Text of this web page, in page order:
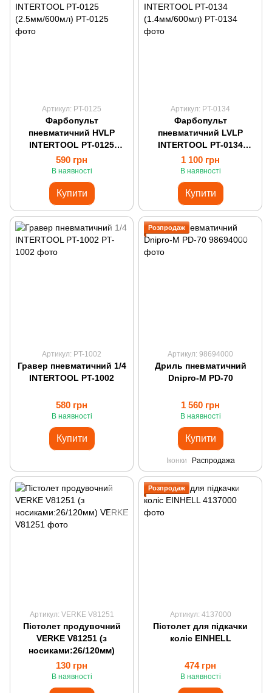
Артикул: PT-0125
Фарбопульт
пневматичний HVLP
INTERTOOL PT-0125
(2.5мм/600мл)
590 грн
В наявності
Купити
Артикул: PT-0134
Фарбопульт
пневматичний LVLP
INTERTOOL PT-0134
(1.4мм/600мл)
1 100 грн
В наявності
Купити
Артикул: PT-1002
Гравер пневматичний 1/4
INTERTOOL PT-1002
580 грн
В наявності
Купити
Розпродаж
Артикул: 98694000
Дриль пневматичний
Dnipro-M PD-70
1 560 грн
В наявності
Купити
Іконки Распродажа
Артикул: VERKE V81251
Пістолет продувочний
VERKE V81251 (з
носиками:26/120мм)
130 грн
В наявності
Розпродаж
Артикул: 4137000
Пістолет для підкачки
коліс EINHELL
474 грн
В наявності